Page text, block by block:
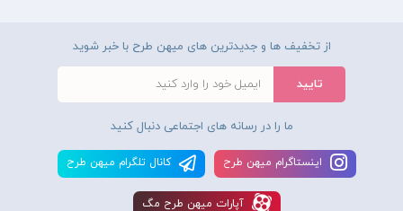
از تخفیف ها و جدیدترین های میهن طرح با خبر شوید
ما را در رسانه های اجتماعی دنبال کنید
اينستاگرام ميهن طرح کانال تلگرام ميهن طرح
آپارات ميهن طرح مگ